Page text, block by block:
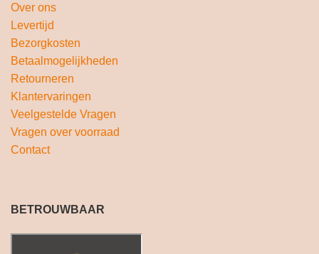
Over ons
Levertijd
Bezorgkosten
Betaalmogelijkheden
Retourneren
Klantervaringen
Veelgestelde Vragen
Vragen over voorraad
Contact
BETROUWBAAR